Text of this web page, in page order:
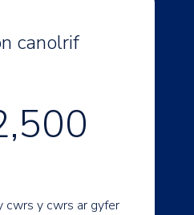
canolrif
cwrs y cwrs ar gyfer